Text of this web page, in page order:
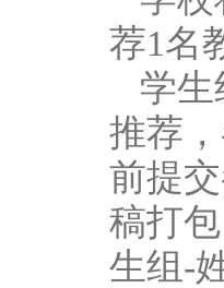
荐1名
学生
推荐
前提
稿打
生组-